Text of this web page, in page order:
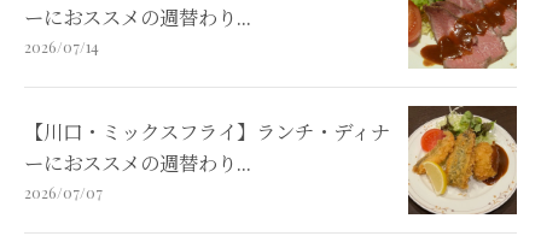
ーにおススメの週替わり...
2026/07/14
【川口・ミックスフライ】ランチ・ディナ
ーにおススメの週替わり...
2026/07/07